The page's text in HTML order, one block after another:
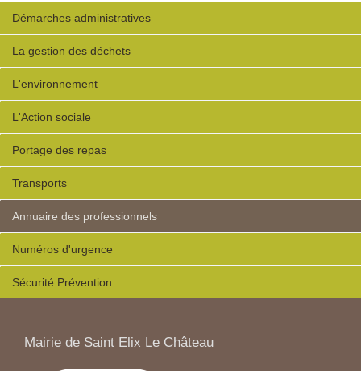
Démarches administratives
La gestion des déchets
L'environnement
L'Action sociale
Portage des repas
Transports
Annuaire des professionnels
Numéros d'urgence
Sécurité Prévention
Mairie de Saint Elix Le Château